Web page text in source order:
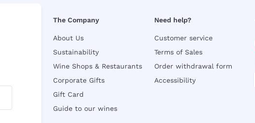
The Company
About Us
Sustainability
Wine Shops & Restaurants
Corporate Gifts
Gift Card
Guide to our wines
Need help?
Customer service
Terms of Sales
Order withdrawal form
Accessibility